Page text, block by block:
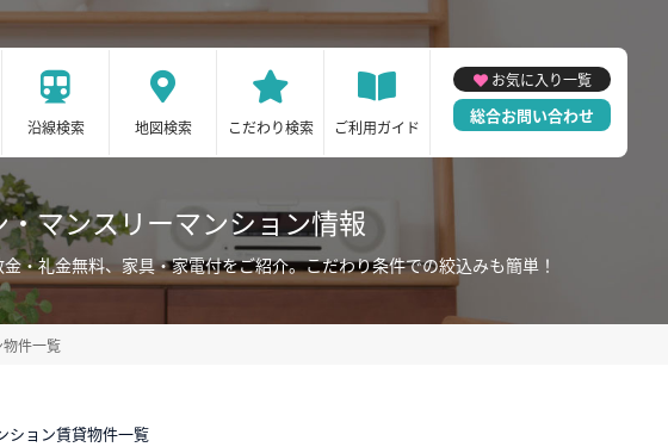
沿線検索 地図検索 こだわり検索 ご利用ガイド
お気に入り一覧
総合お問い合わせ
マンスリーマンション情報
礼金無料、家具・家電付をご紹介。こだわり条件での絞込みも簡単！
件一覧
ション賃貸物件一覧